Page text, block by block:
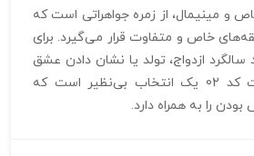
و مینیمال، از زمره جواهراتی است که
خاص و متفاوت قرار می‌گیرد. برای
سالگرد ازدواج، تولد یا نشان دادن عشق
و علاقه، انگشتر فست کد 02 یک انتخاب بی‌نظیر است که
را به همراه دارد.